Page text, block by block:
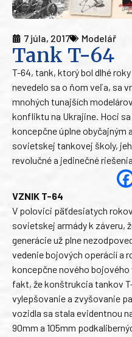
7 júla, 2017 Modelář
Tank T-64
T-64, tank, ktorý bol dlhé
nevedelo sa o ňom veľa, sa
mnohých tunajších
konfliktu na Ukrajine. Hoci
koncepčne úplne
sovietskej tankovej školy,
revolučné a jedinečné
VZNIK T-64
V polovici päťdesiatych
sovietskej armády k záveru,
generácie už plne
vedenie bojových operácií a
koncepčne nového
fakt, že konštrukcia tankov
vylepšovanie a zvyšovanie
vozidla sa stala evidentnou
90mm a 105mm